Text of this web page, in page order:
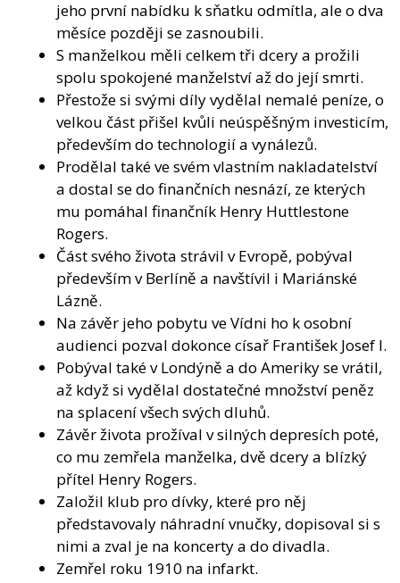
jeho první nabídku k sňatku odmítla, ale o dva
měsíce později se zasnoubili.
S manželkou měli celkem tři dcery a prožili
spolu spokojené manželství až do její smrti.
Přestože si svými díly vydělal nemalé peníze, o
velkou část přišel kvůli neúspěšným investicím,
především do technologií a vynálezů.
Prodělal také ve svém vlastním nakladatelství
a dostal se do finančních nesnází, ze kterých
mu pomáhal finančník Henry Huttlestone
Rogers.
Část svého života strávil v Evropě, pobýval
především v Berlíně a navštívil i Mariánské
Lázně.
Na závěr jeho pobytu ve Vídni ho k osobní
audienci pozval dokonce císař František Josef I.
Pobýval také v Londýně a do Ameriky se vrátil,
až když si vydělal dostatečné množství peněz
na splacení všech svých dluhů.
Závěr života prožíval v silných depresích poté,
co mu zemřela manželka, dvě dcery a blízký
přítel Henry Rogers.
Založil klub pro dívky, které pro něj
představovaly náhradní vnučky, dopisoval si s
nimi a zval je na koncerty a do divadla.
Zemřel roku 1910 na infarkt.